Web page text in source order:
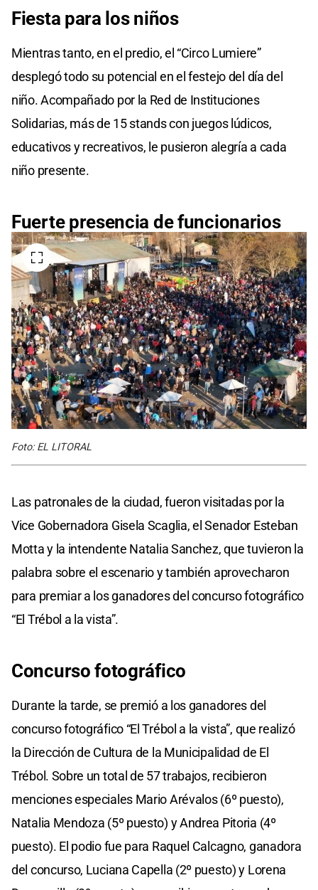
Fiesta para los niños
Mientras tanto, en el predio, el “Circo Lumiere”
desplegó todo su potencial en el festejo del día del
niño. Acompañado por la Red de Instituciones
Solidarias, más de 15 stands con juegos lúdicos,
educativos y recreativos, le pusieron alegría a cada
niño presente.
Fuerte presencia de funcionarios
Foto: EL LITORAL
Las patronales de la ciudad, fueron visitadas por la
Vice Gobernadora Gisela Scaglia, el Senador Esteban
Motta y la intendente Natalia Sanchez, que tuvieron la
palabra sobre el escenario y también aprovecharon
para premiar a los ganadores del concurso fotográfico
“El Trébol a la vista”.
Concurso fotográfico
Durante la tarde, se premió a los ganadores del
concurso fotográfico “El Trébol a la vista”, que realizó
la Dirección de Cultura de la Municipalidad de El
Trébol. Sobre un total de 57 trabajos, recibieron
menciones especiales Mario Arévalos (6º puesto),
Natalia Mendoza (5º puesto) y Andrea Pitoria (4º
puesto). El podio fue para Raquel Calcagno, ganadora
del concurso, Luciana Capella (2º puesto) y Lorena